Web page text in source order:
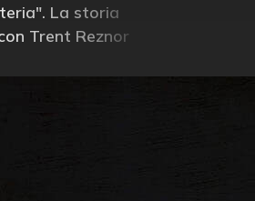
La storia
Trent Reznor